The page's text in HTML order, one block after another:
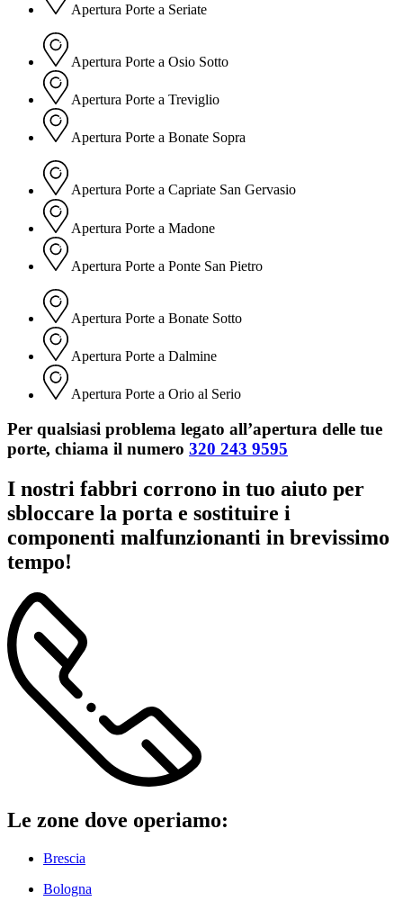
Apertura Porte a Seriate
Apertura Porte a Osio Sotto
Apertura Porte a Treviglio
Apertura Porte a Bonate Sopra
Apertura Porte a Capriate San Gervasio
Apertura Porte a Madone
Apertura Porte a Ponte San Pietro
Apertura Porte a Bonate Sotto
Apertura Porte a Dalmine
Apertura Porte a Orio al Serio
Per qualsiasi problema legato all’apertura delle tue
porte, chiama il numero 320 243 9595
I nostri fabbri corrono in tuo aiuto per
sbloccare la porta e sostituire i
componenti malfunzionanti in brevissimo
tempo!
Le zone dove operiamo:
Brescia
Bologna